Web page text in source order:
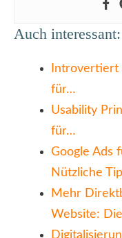
Auch interessant:
Introvertiert
für…
Usability
für…
Google Ads
Nützliche
Mehr
Website: